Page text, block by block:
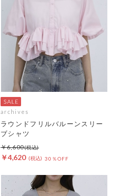
archives
ラウンドフリルバルーンスリー
ブシャツ
￥4,620 30％OFF
￥6,600